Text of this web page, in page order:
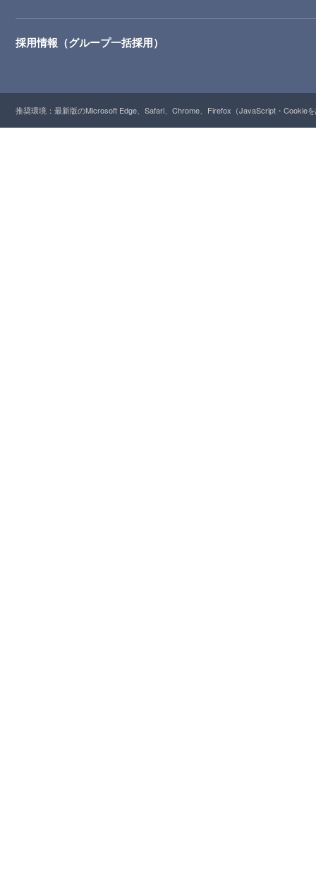
採用情報（グループ一括採用）
推奨環境：最新版のMicrosoft Edge、Safari、Chrome、Firefox（JavaScript・Cookie